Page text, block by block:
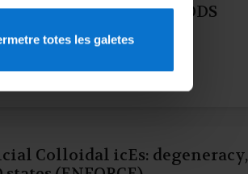
totes les galetes
para los ODS
Colloidal icEs: degeneracy,